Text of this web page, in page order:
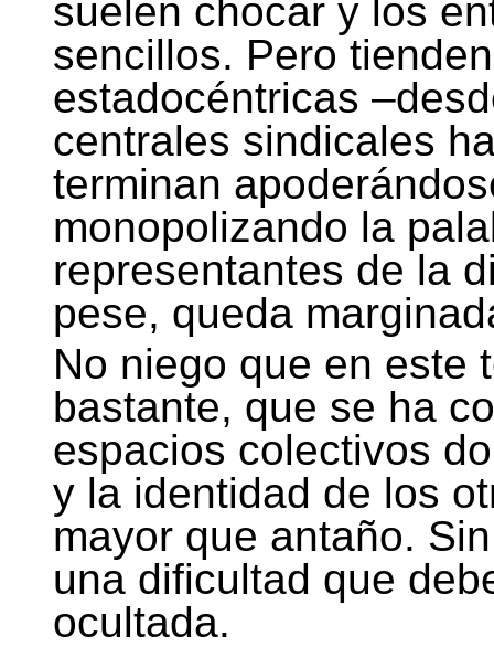
suelen chocar y los
sencillos. Pero
estadocéntricas
centrales sindicales
terminan
monopolizando la
representantes de la
pese, queda
No niego que en este
bastante, que se ha
espacios colectivos
y la identidad de los
mayor que antaño.
una dificultad que
ocultada.